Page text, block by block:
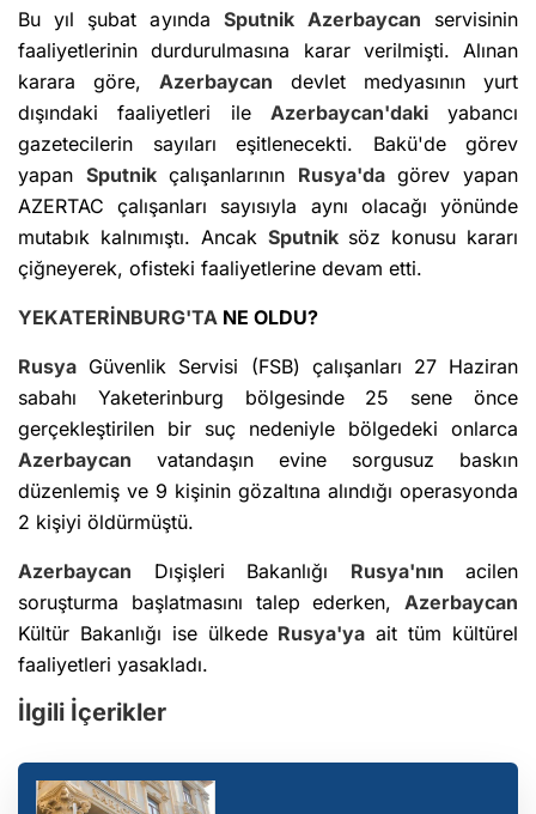
Bu yıl şubat ayında Sputnik Azerbaycan servisinin
faaliyetlerinin durdurulmasına karar verilmişti. Alınan
karara göre, Azerbaycan devlet medyasının yurt
dışındaki faaliyetleri ile Azerbaycan'dakiyabancı
gazetecilerin sayıları eşitlenecekti. Bakü'de görev
yapan Sputnikçalışanlarının Rusya'dagörev yapan
AZERTAC çalışanları sayısıyla aynı olacağı yönünde
mutabık kalnımıştı. Ancak Sputniksöz konusu kararı
çiğneyerek, ofisteki faaliyetlerine devam etti.
YEKATERİNBURG'TA NE OLDU?
Rusya Güvenlik Servisi (FSB) çalışanları 27 Haziran
sabahı Yaketerinburg bölgesinde 25 sene önce
gerçekleştirilen bir suç nedeniyle bölgedeki onlarca
Azerbaycan vatandaşın evine sorgusuz baskın
düzenlemiş ve 9 kişinin gözaltına alındığı operasyonda
2 kişiyi öldürmüştü.
Azerbaycan Dışişleri Bakanlığı Rusya'nın acilen
soruşturma başlatmasını talep ederken, Azerbaycan
Kültür Bakanlığı ise ülkede Rusya'ya ait tüm kültürel
faaliyetleri yasakladı.
İlgili İçerikler